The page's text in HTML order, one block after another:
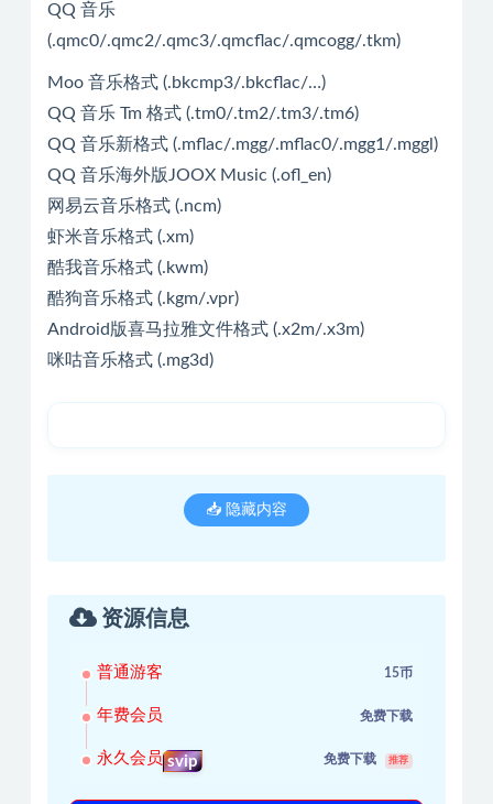
QQ 音乐
(.qmc0/.qmc2/.qmc3/.qmcflac/.qmcogg/.tkm)
Moo 音乐格式 (.bkcmp3/.bkcflac/…)
QQ 音乐 Tm 格式 (.tm0/.tm2/.tm3/.tm6)
QQ 音乐新格式 (.mflac/.mgg/.mflac0/.mgg1/.mggl)
QQ 音乐海外版JOOX Music (.ofl_en)
网易云音乐格式 (.ncm)
虾米音乐格式 (.xm)
酷我音乐格式 (.kwm)
酷狗音乐格式 (.kgm/.vpr)
Android版喜马拉雅文件格式 (.x2m/.x3m)
咪咕音乐格式 (.mg3d)
📥 隐藏内容
资源信息
普通游客 15币
年费会员 免费下载
永久会员 svip 免费下载 推荐